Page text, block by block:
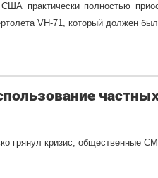
практически полностью
VH-71, который должен
грянул кризис, общественные